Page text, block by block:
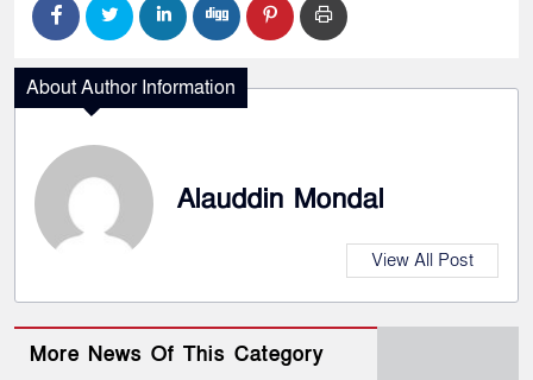
About Author Information
Alauddin Mondal
View All Post
More News Of This Category